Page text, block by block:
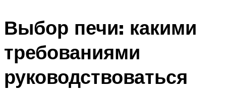
Выбор печи: какими
требованиями
руководствоваться